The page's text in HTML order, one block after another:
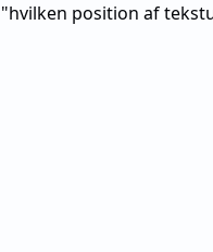
"hvilken position af